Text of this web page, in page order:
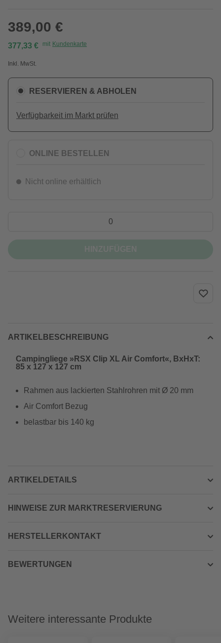
389,00 €
377,33 € mit Kundenkarte
Inkl. MwSt.
RESERVIEREN & ABHOLEN
Verfügbarkeit im Markt prüfen
ONLINE BESTELLEN
Nicht online erhältlich
ARTIKELBESCHREIBUNG
Campingliege »RSX Clip XL Air Comfort«, BxHxT:
85 x 127 x 127 cm
Rahmen aus lackierten Stahlrohren mit Ø 20 mm
Air Comfort Bezug
belastbar bis 140 kg
ARTIKELDETAILS
HINWEISE ZUR MARKTRESERVIERUNG
HERSTELLERKONTAKT
BEWERTUNGEN
Weitere interessante Produkte